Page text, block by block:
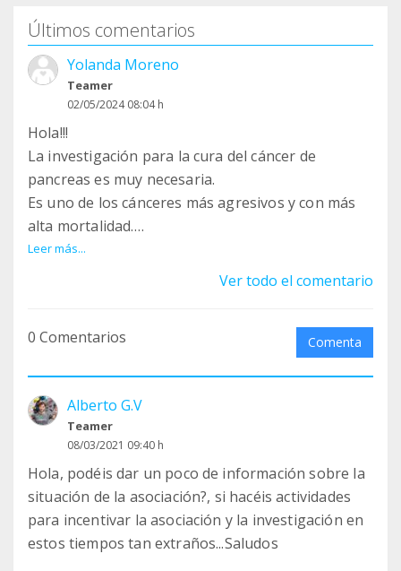
Últimos comentarios
Yolanda Moreno
Teamer
02/05/2024 08:04 h
Hola!!!
La investigación para la cura del cáncer de
pancreas es muy necesaria.
Es uno de los cánceres más agresivos y con más
alta mortalidad.
Estoy muy sensibilizada con este objetivo porque
perdí a mi queridisima mamita a causa de esta
Difundo para pedir más ayuda.
investigación.
Leer más...
Ver todo el comentario
0 Comentarios Comenta
Alberto G.V
Teamer
08/03/2021 09:40 h
Hola, podéis dar un poco de información sobre la
situación de la asociación?, si hacéis actividades
para incentivar la asociación y la investigación en
estos tiempos tan extraños...Saludos